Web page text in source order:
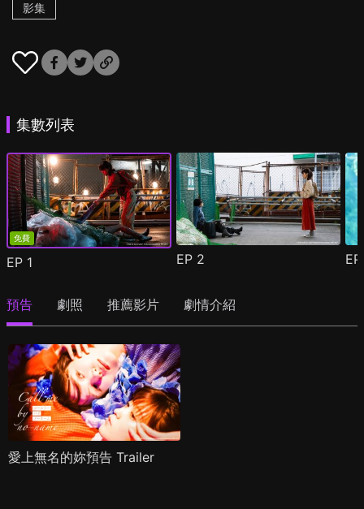
影集
集數列表
免費
EP 1 EP 2
預告 劇照 推薦影片 劇情介紹
愛上無名的妳預告 Trailer